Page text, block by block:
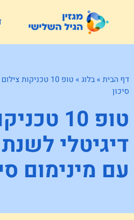
דף הבית » בלוג »
סיכון
טופ 10
עם מינימום